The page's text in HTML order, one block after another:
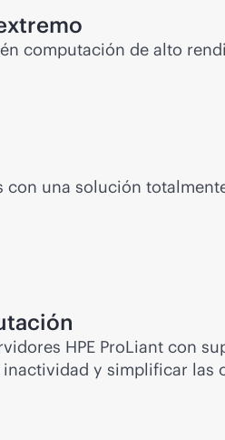
computación de alto
una solución
HPE ProLiant con
y simplificar